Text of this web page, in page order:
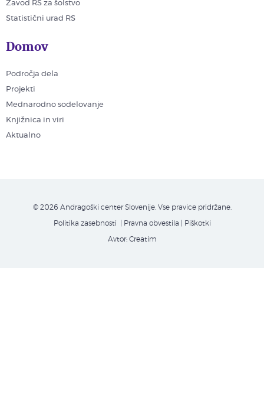
Zavod RS za šolstvo
Statistični urad RS
Domov
Področja dela
Projekti
Mednarodno sodelovanje
Knjižnica in viri
Aktualno
© 2026 Andragoški center Slovenije. Vse pravice pridržane.
Politika zasebnosti | Pravna obvestila Piškotki
Avtor: Creatim